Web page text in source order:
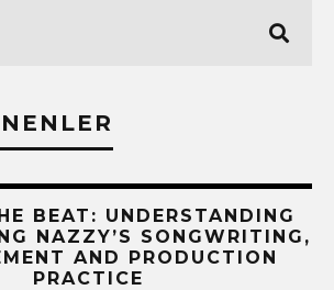
BEAT: UNDERSTANDING
NAZZY’S SONGWRITING,
AND PRODUCTION
PRACTICE